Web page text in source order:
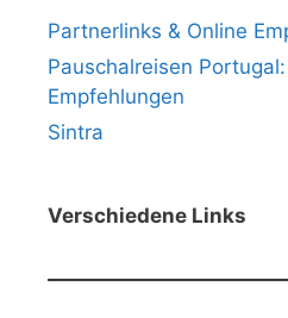
Partnerlinks & Online
Pauschalreisen
Empfehlungen
Sintra
Verschiedene Links